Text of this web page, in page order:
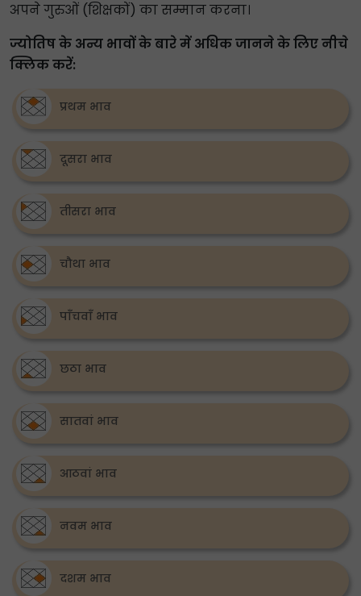
अपने गुरुओं (शिक्षकों) का सम्मान करना।
ज्योतिष के अन्य भावों के बारे में अधिक जानने के लिए नीचे
क्लिक करें:
प्रथम भाव
दूसरा भाव
तीसरा भाव
चौथा भाव
पाँचवाँ भाव
छठा भाव
सातवां भाव
आठवां भाव
नवम भाव
दशम भाव